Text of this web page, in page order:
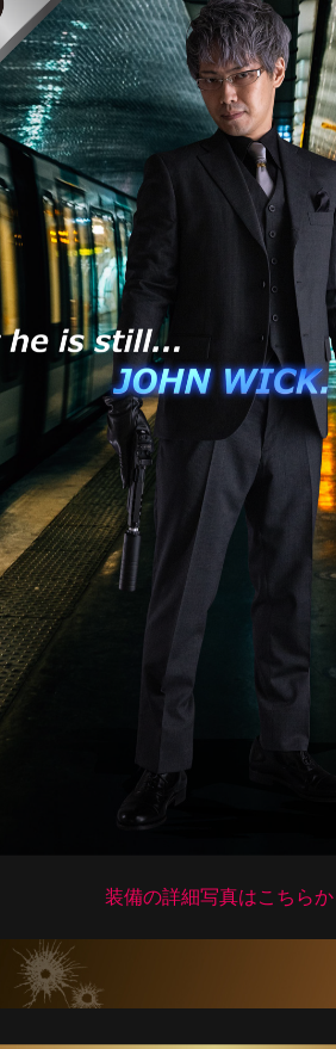
装備の詳細写真はこちら